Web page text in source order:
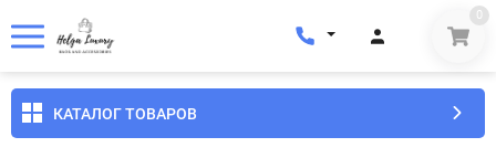
0
КАТАЛОГ ТОВАРОВ